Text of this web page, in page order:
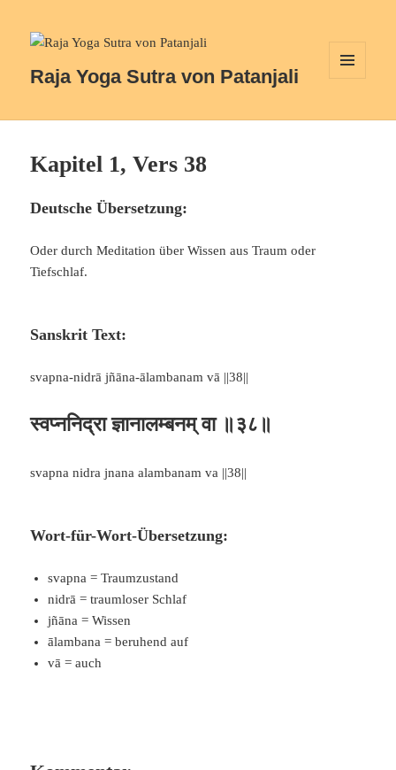
Raja Yoga Sutra von Patanjali
Kapitel 1, Vers 38
Deutsche Übersetzung:
Oder durch Meditation über Wissen aus Traum oder
Tiefschlaf.
Sanskrit Text:
svapna-nidrā jñāna-ālambanam vā ||38||
स्वप्ननिद्रा ज्ञानालम्बनम् वा ॥३८॥
svapna nidra jnana alambanam va ||38||
Wort-für-Wort-Übersetzung:
svapna = Traumzustand
nidrā = traumloser Schlaf
jñāna = Wissen
ālambana = beruhend auf
vā = auch